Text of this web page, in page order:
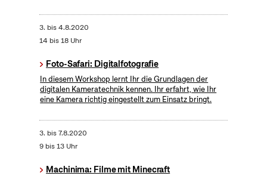
3. bis4.8.2020
14 bis 18 Uhr
Foto-Safari: Digitalfotografie
In diesem Workshop lernt Ihr die Grundlagen der
digitalen Kameratechnik kennen. Ihr erfahrt, wie Ihr
eine Kamera richtig eingestellt zum Einsatz bringt.
3. bis7.8.2020
9 bis 13 Uhr
Machinima: Filme mit Minecraft